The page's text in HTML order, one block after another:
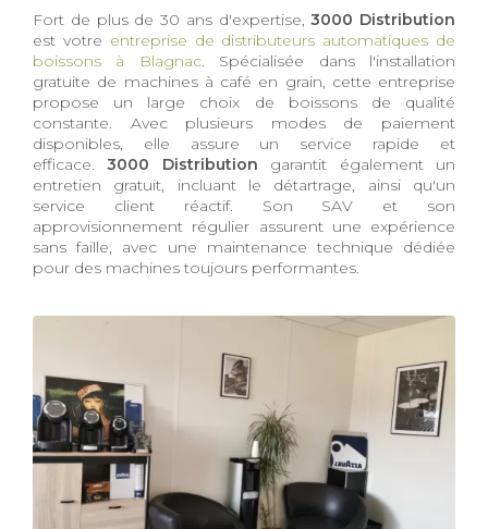
Fort de plus de 30 ans d'expertise,3000 Distribution
est votre entreprise de distributeurs automatiques de
boissons à Blagnac. Spécialisée dans l'installation
gratuite de machines à café en grain, cette entreprise
propose un large choix de boissons de qualité
constante. Avec plusieurs modes de paiement
disponibles, elle assure un service rapide et
efficace.3000 Distribution garantit également un
entretien gratuit, incluant le détartrage, ainsi qu'un
service client réactif. Son SAV et son
approvisionnement régulier assurent une expérience
sans faille, avec une maintenance technique dédiée
pour des machines toujours performantes.